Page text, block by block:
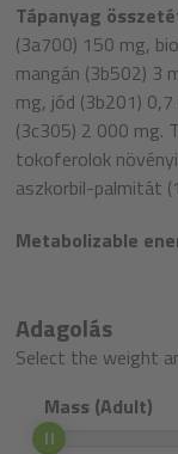
Tápanyag
(3a700) 150 mg,
mangán (3b502) 3
mg, jód (3b201)
(3c305) 2 000 mg.
tokoferolok
aszkorbil-palmitát
Metabolizable
Adagolás
Select the weight
Mass (Adult)